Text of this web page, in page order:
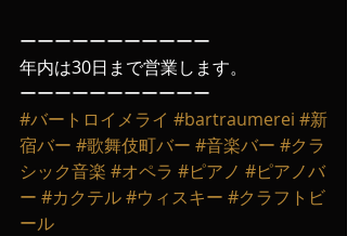
ーーーーーーーーーーー
年内は30日まで営業します。
ーーーーーーーーーーー
#バートロイメライ #bartraumerei #新
宿バー #歌舞伎町バー #音楽バー #クラ
シック音楽 #オペラ #ピアノ #ピアノバ
ー #カクテル#ウィスキー #クラフトビ
ール